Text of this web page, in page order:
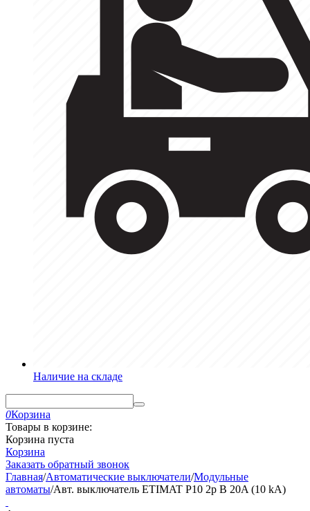
Наличие на складе
0Корзина
Товары в корзине:
Корзина пуста
Корзина
Заказать обратный звонок
Главная/Автоматические выключатели/Модульные
автоматы/Авт. выключатель ETIMAT P10 2p B 20A (10 kA)